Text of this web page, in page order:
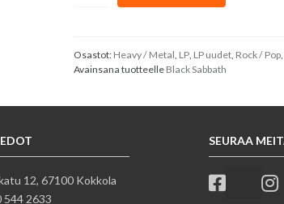
Bloody
Sabbath
Osastot: Heavy / Metal LP, LP uudet, Rock / Pop,
Avainsana tuotteelle Black Sabbath
12, 67100 Kokkola
544 2633
SEURAA